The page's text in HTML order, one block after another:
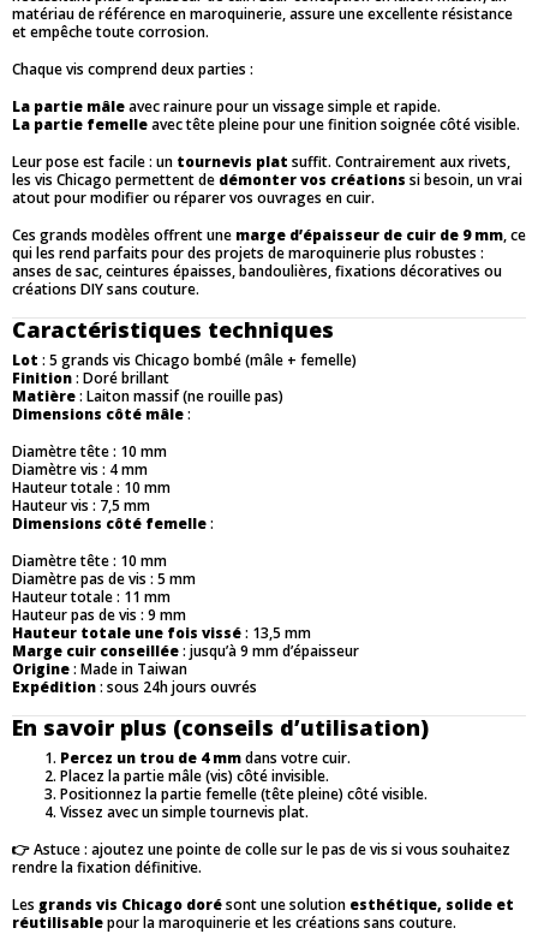
matériau de référence en maroquinerie, assure une excellente résistance
et empêche toute corrosion.
Chaque vis comprend deux parties :
La partie mâleavec rainure pour un vissage simple et rapide.
La partie femelleavec tête pleine pour une finition soignée côté visible.
Leur pose est facile : un tournevis plat suffit. Contrairement aux rivets,
les vis Chicago permettent de démonter vos créations si besoin, un vrai
atout pour modifier ou réparer vos ouvrages en cuir.
Ces grands modèles offrent une marge d’épaisseur de cuir de 9 mm, ce
qui les rend parfaits pour des projets de maroquinerie plus robustes :
anses de sac, ceintures épaisses, bandoulières, fixations décoratives ou
créations DIY sans couture.
Caractéristiques techniques
Lot : 5 grands vis Chicago bombé (mâle + femelle)
Finition: Doré brillant
Matière: Laiton massif (ne rouille pas)
Dimensions côté mâle:
Diamètre tête : 10 mm
Diamètre vis : 4 mm
Hauteur totale : 10 mm
Hauteur vis : 7,5 mm
Dimensions côté femelle:
Diamètre tête : 10 mm
Diamètre pas de vis : 5 mm
Hauteur totale : 11 mm
Hauteur pas de vis : 9 mm
Hauteur totale une fois vissé: 13,5 mm
Marge cuir conseillée: jusqu’à 9 mm d’épaisseur
Origine: Made in Taiwan
Expédition: sous 24h jours ouvrés
En savoir plus (conseils d’utilisation)
Percez un trou de 4 mmdans votre cuir.
Placez la partie mâle (vis) côté invisible.
Positionnez la partie femelle (tête pleine) côté visible.
Vissez avec un simple tournevis plat.
👉 Astuce : ajoutez une pointe de colle sur le pas de vis si vous souhaitez
rendre la fixation définitive.
Les grands vis Chicago dorésont une solution esthétique, solide et
réutilisablepour la maroquinerie et les créations sans couture.